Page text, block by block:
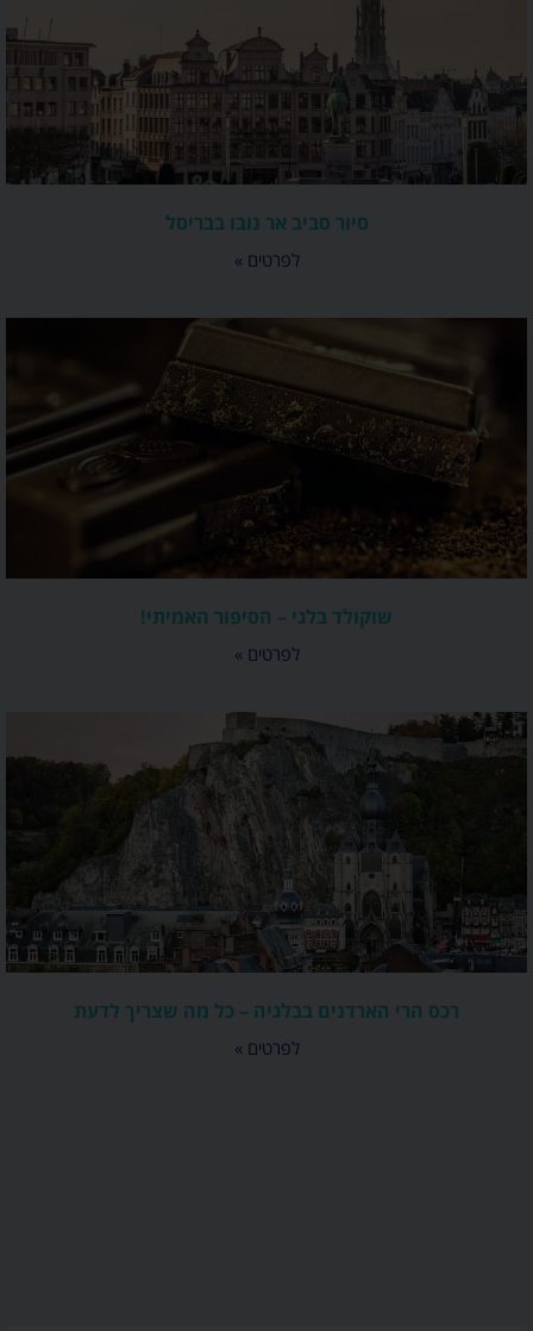
סיור סביב אר נובו בבריסל
לפרטים »
שוקולד בלגי – הסיפור האמיתי!
לפרטים »
רכס הרי הארדנים בבלגיה – כל מה שצריך לדעת
לפרטים »